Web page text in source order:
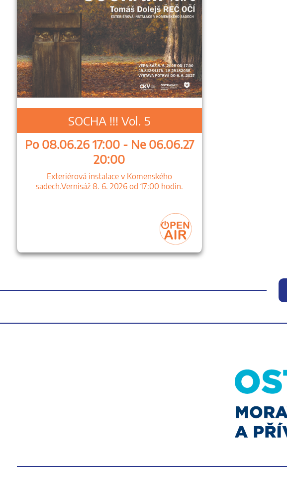
SOCHA !!! Vol. 5
Po 08.06.26 17:00 - Ne 06.06.27
20:00
Exteriérová instalace v Komenského
sadech.Vernisáž 8. 6. 2026 od 17:00 hodin.